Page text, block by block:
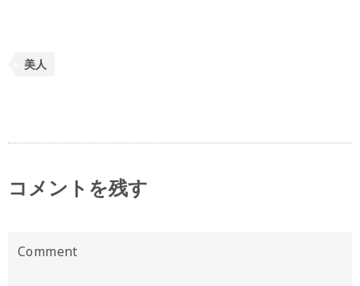
美人
コメントを残す